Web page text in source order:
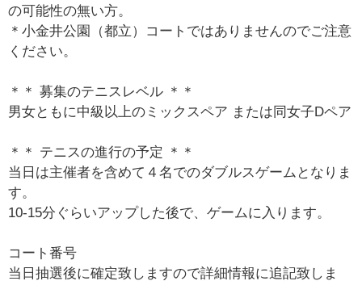
の可能性の無い方。
＊小金井公園（都立）コートではありませんのでご注意
ください。
＊＊ 募集のテニスレベル ＊＊
男女ともに中級以上のミックスペア または同女子Dペア
＊＊ テニスの進行の予定 ＊＊
当日は主催者を含めて４名でのダブルスゲームとなりま
す。
10-15分ぐらいアップした後で、ゲームに入ります。
コート番号
当日抽選後に確定致しますので詳細情報に追記致しま